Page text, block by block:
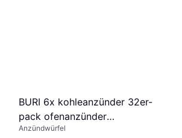
BURI 6x kohleanzünder 32er-
pack ofenanzünder
grillanzünder kaminanzünder
Anzündwürfel